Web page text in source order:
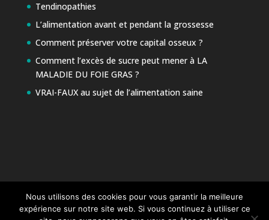
Tendinopathies
L’alimentation avant et pendant la grossesse
Comment préserver votre capital osseux ?
Comment l’excès de sucre peut mener à LA
MALADIE DU FOIE GRAS ?
VRAI-FAUX au sujet de l’alimentation saine
Nous utilisons des cookies pour vous garantir la meilleure
expérience sur notre site web. Si vous continuez à utiliser ce